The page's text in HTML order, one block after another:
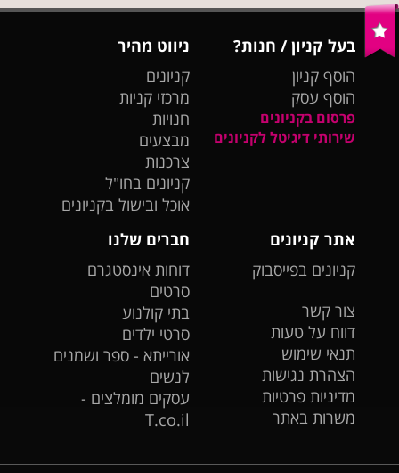
בעל קניון / חנות?
הוסף קניון
הוסף עסק
פרסום בקניונים
שירותי דיגיטל לקניונים
ניווט מהיר
קניונים
מרכזי קניות
חנויות
מבצעים
צרכנות
קניונים בחו"ל
אוכל ובישול בקניונים
אתר קניונים
קניונים בפייסבוק
צור קשר
דווח על טעות
תנאי שימוש
הצהרת נגישות
מדיניות פרטיות
משרות באתר
חברים שלנו
דוחות אינסטגרם
סרטים
בתי קולנוע
סרטי ילדים
אורייתא - ספר ושמנים
לנשים
עסקים מומלצים -
T.co.il